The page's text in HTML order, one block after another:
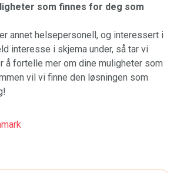
som finnes for deg som
annet helsepersonell, og interessert i
interesse i skjema under, så tar vi
å fortelle mer om dine muligheter som
vil vi finne den løsningen som